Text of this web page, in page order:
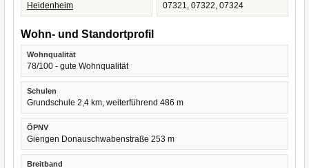
Heidenheim 07321, 07322, 07324
Wohn- und Standortprofil
Wohnqualität
78/100 - gute Wohnqualität
Schulen
Grundschule 2,4 km, weiterführend 486 m
ÖPNV
Giengen Donauschwabenstraße 253 m
Breitband